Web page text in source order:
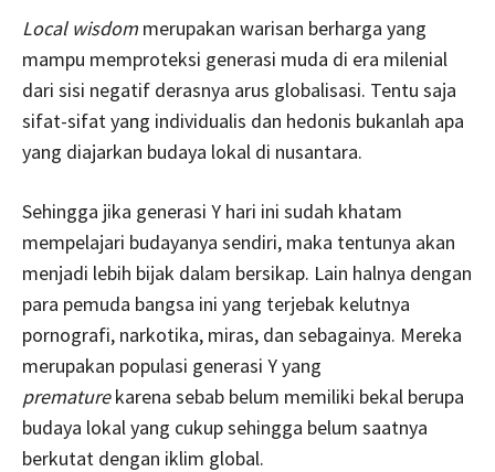
Local wisdom merupakan warisan berharga yang
mampu memproteksi generasi muda di era milenial
dari sisi negatif derasnya arus globalisasi. Tentu saja
sifat-sifat yang individualis dan hedonis bukanlah apa
yang diajarkan budaya lokal di nusantara.
Sehingga jika generasi Y hari ini sudah khatam
mempelajari budayanya sendiri, maka tentunya akan
menjadi lebih bijak dalam bersikap. Lain halnya dengan
para pemuda bangsa ini yang terjebak kelutnya
pornografi, narkotika, miras, dan sebagainya. Mereka
merupakan populasi generasi Y yang
prematurekarena sebab belum memiliki bekal berupa
budaya lokal yang cukup sehingga belum saatnya
berkutat dengan iklim global.